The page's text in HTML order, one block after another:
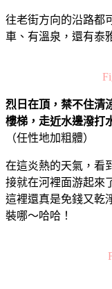
往老街方向的沿路都
車、有溫泉，還有泰
烈日在頂，禁不住清
樓梯，走近水邊潑
（任性地加粗體）
在這炎熱的天氣，看
接就在河裡面游起來
這裡還真是免錢又乾
裝哪～哈哈！